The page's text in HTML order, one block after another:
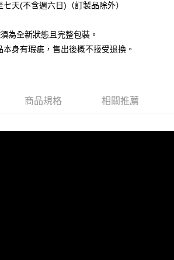
含以上)免運費
天(不含週六日)（訂製品除外）
為全新狀態且完整包裝。
身有瑕疵，售出後概不接受退換。
商品規格 相關推薦